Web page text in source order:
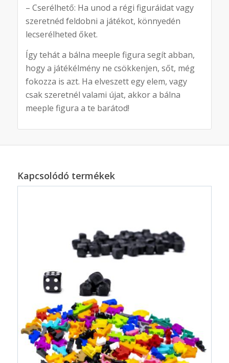
– Cserélhető: Ha unod a régi figuráidat vagy
szeretnéd feldobni a játékot, könnyedén
lecserélheted őket.
Így tehát a bálna meeple figura segít abban,
hogy a játékélmény ne csökkenjen, sőt, még
fokozza is azt. Ha elveszett egy elem, vagy
csak szeretnél valami újat, akkor a bálna
meeple figura a te barátod!
Kapcsolódó termékek